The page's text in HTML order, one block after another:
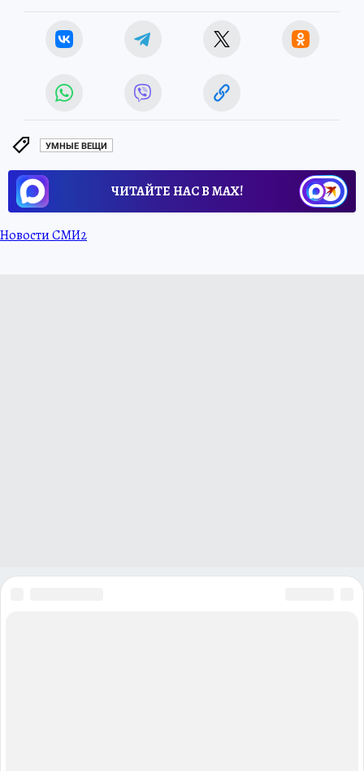
УМНЫЕ ВЕЩИ
ЧИТАЙТЕ НАС В МАХ!
Новости СМИ2